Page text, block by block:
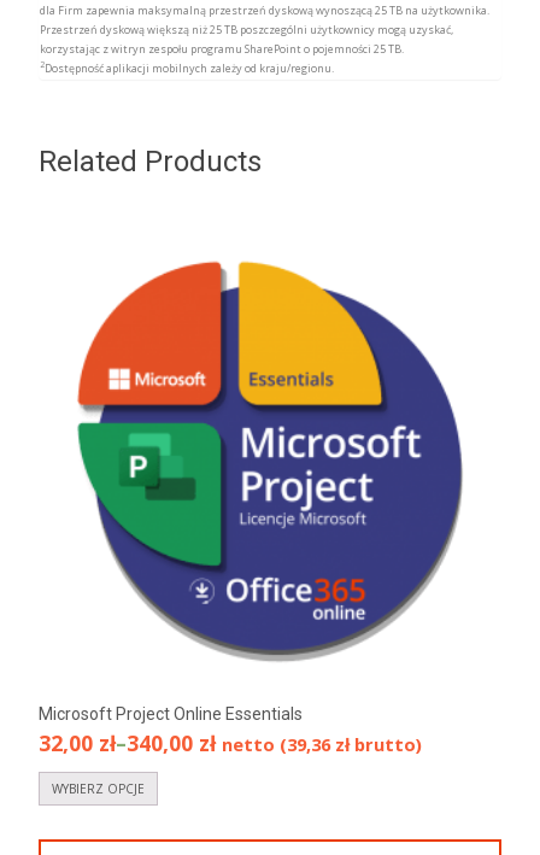
dla Firm zapewnia maksymalną przestrzeń dyskową wynoszącą 25 TB na użytkownika.
Przestrzeń dyskową większą niż 25 TB poszczególni użytkownicy mogą uzyskać,
korzystając z witryn zespołu programu SharePoint o pojemności 25 TB.
2Dostępność aplikacji mobilnych zależy od kraju/regionu.
Related Products
Microsoft Project Online Essentials
32,00 zł–340,00 zł netto (39,36 złbrutto)
WYBIERZ OPCJE